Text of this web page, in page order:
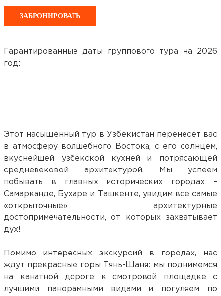
ЗАБРОНИРОВАТЬ
Гарантированные даты группового тура на 2026
год:
Этот насыщенный тур в Узбекистан перенесет вас
в атмосферу волшебного Востока, с его солнцем,
вкуснейшей узбекской кухней и потрясающей
средневековой архитектурой. Мы успеем
побывать в главных исторических городах –
Самарканде, Бухаре и Ташкенте, увидим все самые
«открыточные» архитектурные
достопримечательности, от которых захватывает
дух!
Помимо интересных экскурсий в городах, нас
ждут прекрасные горы Тянь-Шаня: мы поднимемся
на канатной дороге к смотровой площадке с
лучшими панорамными видами и погуляем по